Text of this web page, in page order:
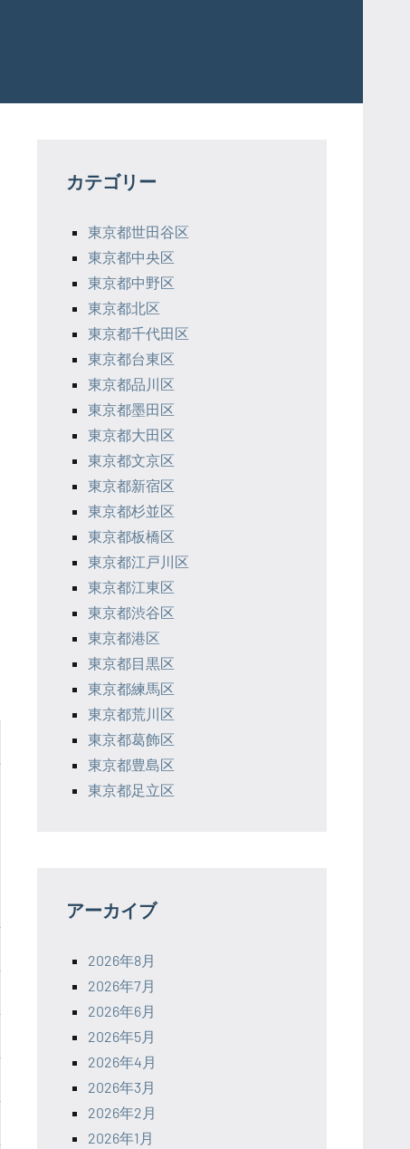
カテゴリー
東京都世田谷区
東京都中央区
東京都中野区
東京都北区
東京都千代田区
東京都台東区
東京都品川区
東京都墨田区
東京都大田区
東京都文京区
東京都新宿区
東京都杉並区
東京都板橋区
東京都江戸川区
東京都江東区
東京都渋谷区
東京都港区
東京都目黒区
東京都練馬区
東京都荒川区
東京都葛飾区
東京都豊島区
東京都足立区
アーカイブ
2026年8月
2026年7月
2026年6月
2026年5月
2026年4月
2026年3月
2026年2月
2026年1月